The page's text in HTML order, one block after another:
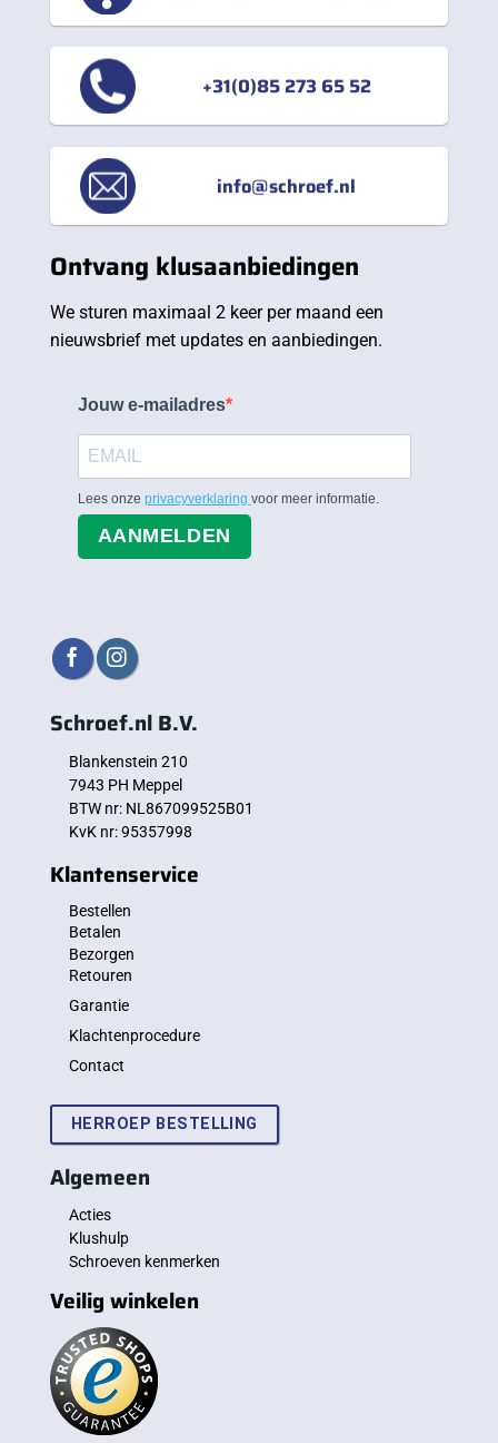
+31(0)85 273 65 52
info@schroef.nl
Ontvang klusaanbiedingen
We sturen maximaal 2 keer per maand een
nieuwsbrief met updates en aanbiedingen.
Jouw e-mailadres
Lees onze privacyverklaring voor meer informatie.
AANMELDEN
Schroef.nl B.V.
Blankenstein 210
7943 PH Meppel
BTW nr: NL867099525B01
KvK nr: 95357998
Klantenservice
Bestellen
Betalen
Bezorgen
Retouren
Garantie
Klachtenprocedure
Contact
HERROEP BESTELLING
Algemeen
Acties
Klushulp
Schroeven kenmerken
Veilig winkelen